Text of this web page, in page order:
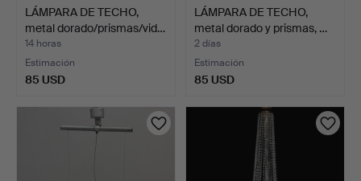
LÁMPARA DE TECHO,
metal dorado/prismas/vid…
14 horas
Estimación
85 USD
LÁMPARA DE TECHO,
metal dorado y prismas, …
2 días
Estimación
85 USD